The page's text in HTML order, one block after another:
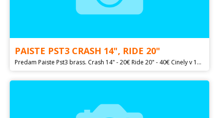
PAISTE PST3 CRASH 14", RIDE 20"
Predam Paiste Pst3 brass. Crash 14" - 20€ Ride 20" - 40€ Cinely v 100% stave. Info mailom alebo telefonicky na